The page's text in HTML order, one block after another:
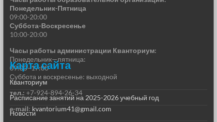
Понедельник-Пятница
09:00-20:00
Суббота-Воскресенье
10:00-20:00
Часы работы администрации Кванториум:
Понедельник—пятница:
09:00–17:00
Суббота и воскресенье: выходной
тел.: +7-924-894-26-34
e-mail: kvantorium41@gmail.com
Карта сайта
Кванториум
Расписание занятий на 2025-2026 учебный год
Новости